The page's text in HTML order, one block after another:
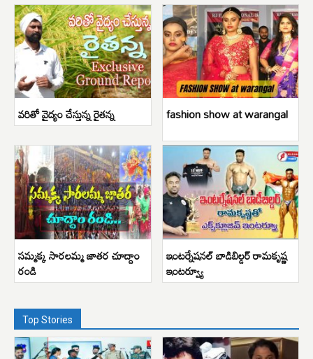
వరితో వైద్యం చేస్తున్న రైతన్న fashion show at warangal
సమ్మక్క సారలమ్మ జాతర చూద్దాం
రండి
ఇంటర్నేషనల్ బాడిబిల్డర్ రామకృష్ణ
ఇంటర్వ్యూ
Top Stories